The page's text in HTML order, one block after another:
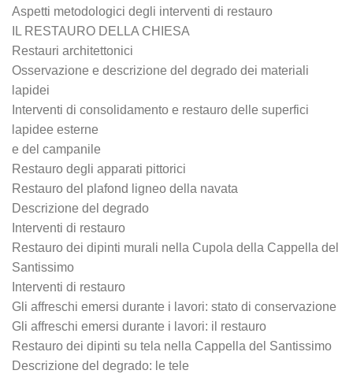
Aspetti metodologici degli interventi di restauro
IL RESTAURO DELLA CHIESA
Restauri architettonici
Osservazione e descrizione del degrado dei materiali
lapidei
Interventi di consolidamento e restauro delle superfici
lapidee esterne
e del campanile
Restauro degli apparati pittorici
Restauro del plafond ligneo della navata
Descrizione del degrado
Interventi di restauro
Restauro dei dipinti murali nella Cupola della Cappella del
Santissimo
Interventi di restauro
Gli affreschi emersi durante i lavori: stato di conservazione
Gli affreschi emersi durante i lavori: il restauro
Restauro dei dipinti su tela nella Cappella del Santissimo
Descrizione del degrado: le tele